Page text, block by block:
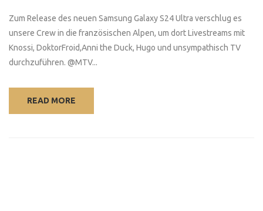
Zum Release des neuen Samsung Galaxy S24 Ultra verschlug es
unsere Crew in die französischen Alpen, um dort Livestreams mit
Knossi, DoktorFroid,Anni the Duck, Hugo und unsympathisch TV
durchzuführen. @MTV...
READ MORE